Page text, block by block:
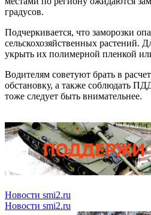
градусов.
Подчеркивается, что заморозки
сельскохозяйственных растений.
укрыть их полимерной пленкой
Водителям советуют брать в
обстановку, а также соблюдать
тоже следует быть внимательнее.
Новости smi2.ru
Новости smi2.ru